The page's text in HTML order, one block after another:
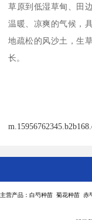
草原到低湿草甸、田
温暖、凉爽的气候，
地疏松的风沙土，生
长。
主营产品：白芍种苗 菊花种苗